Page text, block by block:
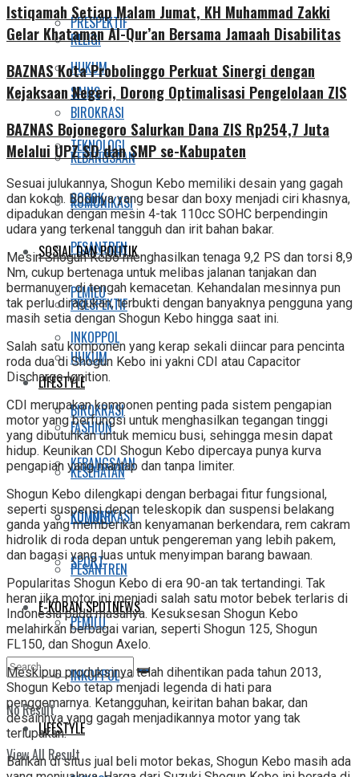
PRESPEKTIF
HUKUM
BIROKRASI
KEBANGSAAN
KOMUNIKASI
PESANTREN
PEMILU
INKOPPOL
LIFESTYLE
FASHION
KESEHATAN
KULINER
SPORT
E-KORAN SPOTNEWS
No Result
View All Result
RELIGI
SAINS
TEKNOLOGI
SOSOK
SOSIAL DAN POLITIK
PRESPEKTIF
HUKUM
BIROKRASI
KEBANGSAAN
KOMUNIKASI
PESANTREN
PEMILU
INKOPPOL
LIFESTYLE
Istiqamah Setiap Malam Jumat, KH Muhammad Zakki
Gelar Khataman Al-Qur’an Bersama Jamaah Disabilitas
BAZNAS Kota Probolinggo Perkuat Sinergi dengan
Kejaksaan Negeri, Dorong Optimalisasi Pengelolaan ZIS
BAZNAS Bojonegoro Salurkan Dana ZIS Rp254,7 Juta
Melalui UPZ SD dan SMP se-Kabupaten
Sesuai julukannya, Shogun Kebo memiliki desain yang gagah
dan kokoh. Bodinya yang besar dan boxy menjadi ciri khasnya,
dipadukan dengan mesin 4-tak 110cc SOHC berpendingin
udara yang terkenal tangguh dan irit bahan bakar.
Mesin Shogun Kebo menghasilkan tenaga 9,2 PS dan torsi 8,9
Nm, cukup bertenaga untuk melibas jalanan tanjakan dan
bermanuver di tengah kemacetan. Kehandalan mesinnya pun
tak perlu diragukan, terbukti dengan banyaknya pengguna yang
masih setia dengan Shogun Kebo hingga saat ini.
Salah satu komponen yang kerap sekali diincar para pencinta
roda dua di Shogun Kebo ini yakni CDI atau Capacitor
Discharge Ignition.
CDI merupakan komponen penting pada sistem pengapian
motor yang berfungsi untuk menghasilkan tegangan tinggi
yang dibutuhkan untuk memicu busi, sehingga mesin dapat
hidup. Keunikan CDI Shogun Kebo dipercaya punya kurva
pengapian yang mantap dan tanpa limiter.
Shogun Kebo dilengkapi dengan berbagai fitur fungsional,
seperti suspensi depan teleskopik dan suspensi belakang
ganda yang memberikan kenyamanan berkendara, rem cakram
hidrolik di roda depan untuk pengereman yang lebih pakem,
dan bagasi yang luas untuk menyimpan barang bawaan.
Popularitas Shogun Kebo di era 90-an tak tertandingi. Tak
heran jika motor ini menjadi salah satu motor bebek terlaris di
Indonesia pada masanya. Kesuksesan Shogun Kebo
melahirkan berbagai varian, seperti Shogun 125, Shogun
FL150, dan Shogun Axelo.
Meskipun produksinya telah dihentikan pada tahun 2013,
Shogun Kebo tetap menjadi legenda di hati para
penggemarnya. Ketangguhan, keiritan bahan bakar, dan
desainnya yang gagah menjadikannya motor yang tak
terlupakan.
Bahkan di situs jual beli motor bekas, Shogun Kebo masih ada